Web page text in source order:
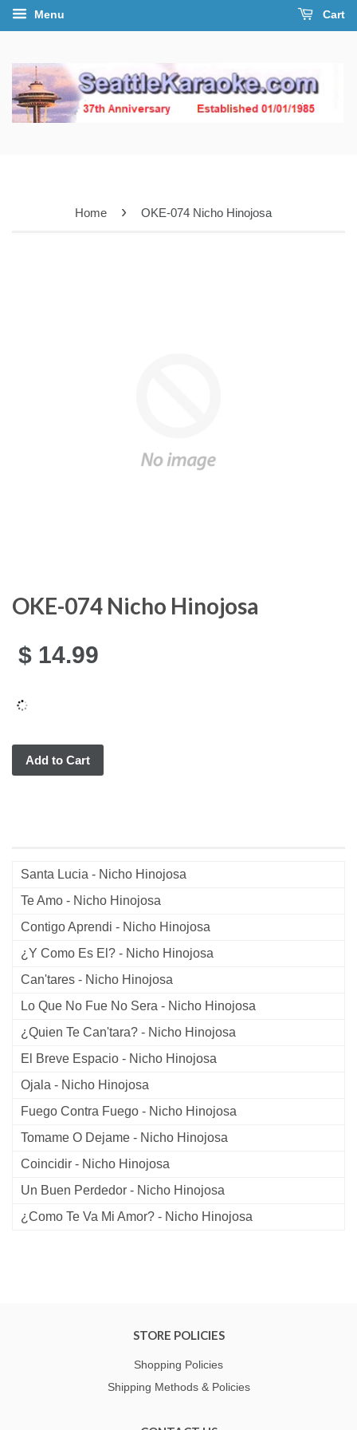
Menu Cart
Home › OKE-074 Nicho Hinojosa
OKE-074 Nicho Hinojosa
$ 14.99
Add to Cart
Santa Lucia - Nicho Hinojosa
Te Amo - Nicho Hinojosa
Contigo Aprendi - Nicho Hinojosa
¿Y Como Es El? - Nicho Hinojosa
Can'tares - Nicho Hinojosa
Lo Que No Fue No Sera - Nicho Hinojosa
¿Quien Te Can'tara? - Nicho Hinojosa
El Breve Espacio - Nicho Hinojosa
Ojala - Nicho Hinojosa
Fuego Contra Fuego - Nicho Hinojosa
Tomame O Dejame - Nicho Hinojosa
Coincidir - Nicho Hinojosa
Un Buen Perdedor - Nicho Hinojosa
¿Como Te Va Mi Amor? - Nicho Hinojosa
STORE POLICIES
Shopping Policies
Shipping Methods & Policies